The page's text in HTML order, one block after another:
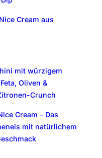
Cream aus
mit würzigem
Oliven &
Crunch
Cream – Das
mit natürlichem